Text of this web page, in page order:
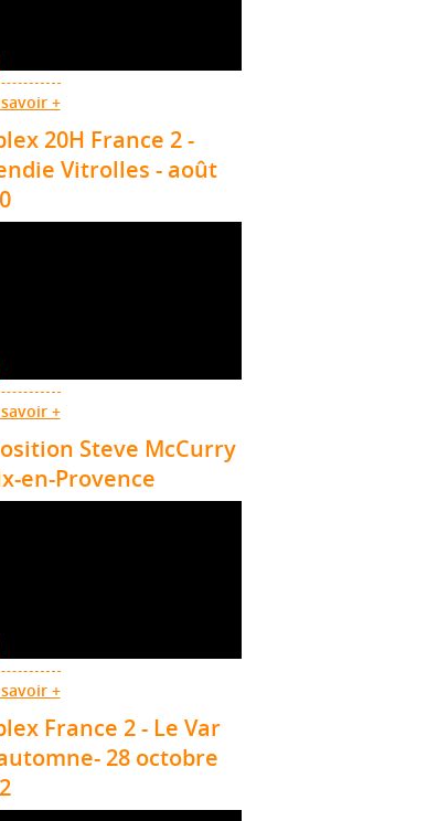
+
20H France 2 -
Vitrolles - août
+
Steve McCurry
en-Provence
+
France 2 - Le Var
28 octobre